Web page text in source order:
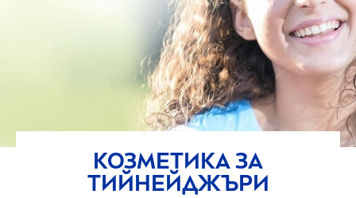
КОЗМЕТИКА ЗА
ТИЙНЕЙДЖЪРИ